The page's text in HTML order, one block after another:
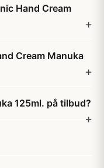
Hand Cream
Cream Manuka
125ml. på tilbud?